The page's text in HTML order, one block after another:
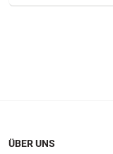
ÜBER UNS